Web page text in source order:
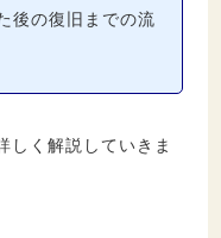
後の復旧までの流
しく解説していきま